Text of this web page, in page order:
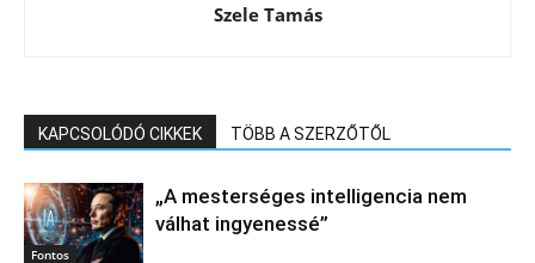
Szele Tamás
KAPCSOLÓDÓ CIKKEK TÖBB A SZERZŐTŐL
Fontos
„A mesterséges intelligencia nem
válhat ingyenessé”